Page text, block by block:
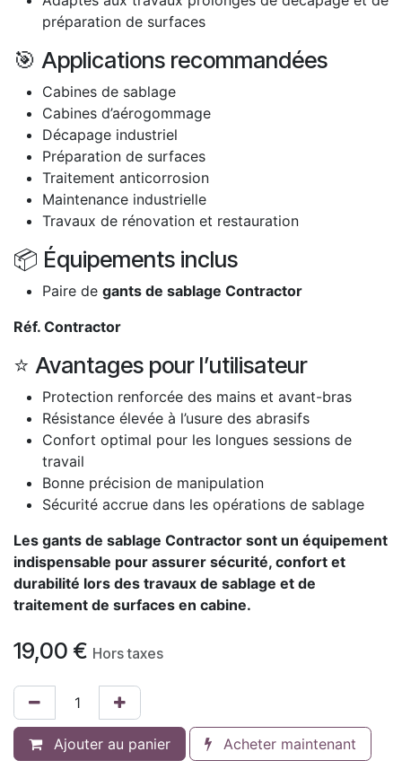
préparation de surfaces
🎯 Applications recommandées
Cabines de sablage
Cabines d’aérogommage
Décapage industriel
Préparation de surfaces
Traitement anticorrosion
Maintenance industrielle
Travaux de rénovation et restauration
📦 Équipements inclus
Paire de gants de sablage Contractor
Réf. Contractor
⭐ Avantages pour l’utilisateur
Protection renforcée des mains et avant-bras
Résistance élevée à l’usure des abrasifs
Confort optimal pour les longues sessions de
travail
Bonne précision de manipulation
Sécurité accrue dans les opérations de sablage
Les gants de sablage Contractor sont un équipement
indispensable pour assurer sécurité, confort et
durabilité lors des travaux de sablage et de
traitement de surfaces en cabine.
19,00 € Hors taxes
Ajouter au panier Acheter maintenant